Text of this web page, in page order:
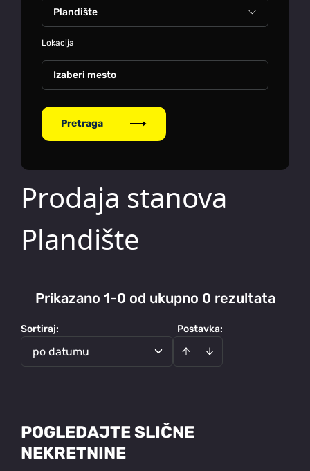
Lokacija
Izaberi mesto
Pretraga
Prodaja stanova
Plandište
Prikazano 1-0 od ukupno 0 rezultata
Postavka:
Sortiraj:
po datumu
POGLEDAJTE SLIČNE
NEKRETNINE